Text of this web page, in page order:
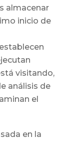
almacenar
inicio de
visitando,
análisis de
el
en la